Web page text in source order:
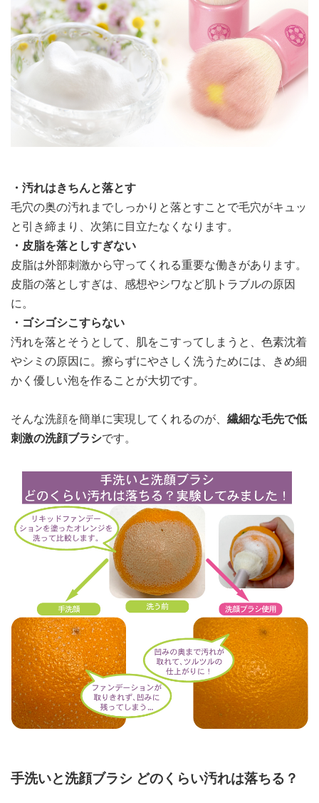
・汚れはきちんと落とす
毛穴の奥の汚れまでしっかりと落とすことで毛穴がキュッ
と引き締まり、次第に目立たなくなります。
・皮脂を落としすぎない
皮脂は外部刺激から守ってくれる重要な働きがあります。
皮脂の落としすぎは、感想やシワなど肌トラブルの原因
に。
・ゴシゴシこすらない
汚れを落とそうとして、肌をこすってしまうと、色素沈着
やシミの原因に。擦らずにやさしく洗うためには、きめ細
かく優しい泡を作ることが大切です。
そんな洗顔を簡単に実現してくれるのが、 繊細な毛先で低
刺激の洗顔ブラシです。
手洗いと洗顔ブラシ どのくらい汚れは落ちる？